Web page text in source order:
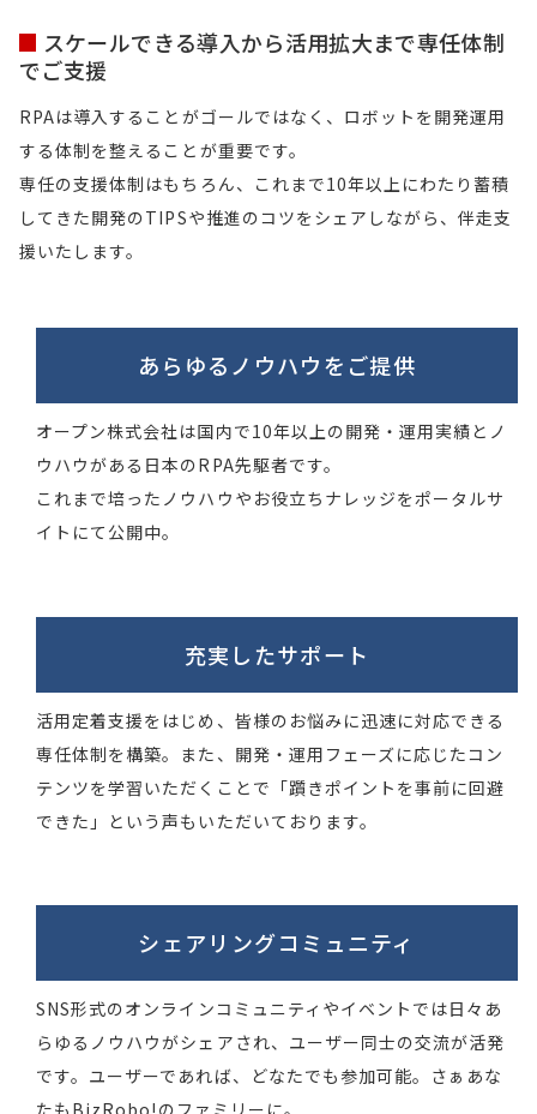
スケールできる導入から活用拡大まで専任体制
でご支援
RPAは導入することがゴールではなく、ロボットを開発運用
する体制を整えることが重要です。
専任の支援体制はもちろん、これまで10年以上にわたり蓄積
してきた開発のTIPSや推進のコツをシェアしながら、伴走支
援いたします。
あらゆるノウハウを ご提供
オープン株式会社は国内で10年以上の開発・運用実績とノ
ウハウがある日本のRPA先駆者です。
これまで培ったノウハウやお役立ちナレッジをポータルサ
イトにて公開中。
充実したサポート
活用定着支援をはじめ、皆様のお悩みに迅速に対応できる
専任体制を構築。また、開発・運用フェーズに応じたコン
テンツを学習いただくことで「躓きポイントを事前に回避
できた」という声もいただいております。
シェアリングコミュニティ
SNS形式のオンラインコミュニティやイベントでは日々あ
らゆるノウハウがシェアされ、ユーザー同士の交流が活発
です。ユーザーであれば、どなたでも参加可能。さぁあな